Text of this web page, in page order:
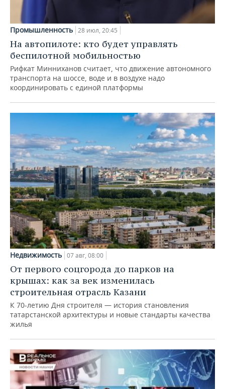
Промышленность 28 июл, 20:45
На автопилоте: кто будет управлять
беспилотной мобильностью
Рифкат Минниханов считает, что движение автономного
транспорта на шоссе, воде и в воздухе надо
координировать с единой платформы
Недвижимость 07 авг, 08:00
От первого соцгорода до парков на
крышах: как за век изменилась
строительная отрасль Казани
К 70-летию Дня строителя — история становления
татарстанской архитектуры и новые стандарты качества
жилья